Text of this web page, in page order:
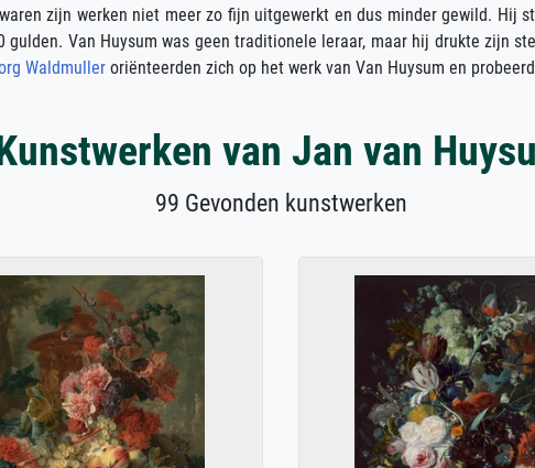
zijn werken niet meer zo fijn uitgewerkt en dus minder gewild.
Van Huysum was geen traditionele leraar, maar hij drukte zijn
Waldmuller oriënteerden zich op het werk van Van Huysum en
van Jan van
99 Gevonden kunstwerken